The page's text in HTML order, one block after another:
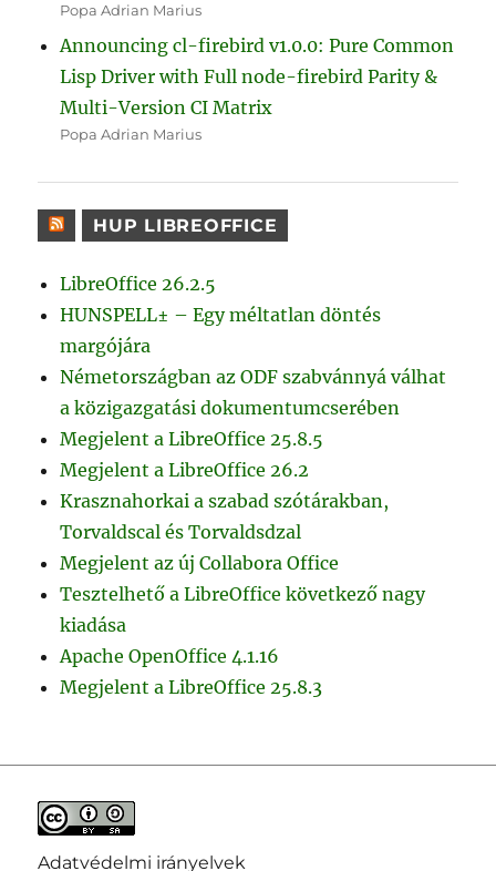
Popa Adrian Marius
Announcing cl-firebird v1.0.0: Pure Common
Lisp Driver with Full node-firebird Parity &
Multi-Version CI Matrix
Popa Adrian Marius
HUP LIBREOFFICE
LibreOffice 26.2.5
HUNSPELL± – Egy méltatlan döntés
margójára
Németországban az ODF szabvánnyá válhat
a közigazgatási dokumentumcserében
Megjelent a LibreOffice 25.8.5
Megjelent a LibreOffice 26.2
Krasznahorkai a szabad szótárakban,
Torvaldscal és Torvaldsdzal
Megjelent az új Collabora Office
Tesztelhető a LibreOffice következő nagy
kiadása
Apache OpenOffice 4.1.16
Megjelent a LibreOffice 25.8.3
Adatvédelmi irányelvek